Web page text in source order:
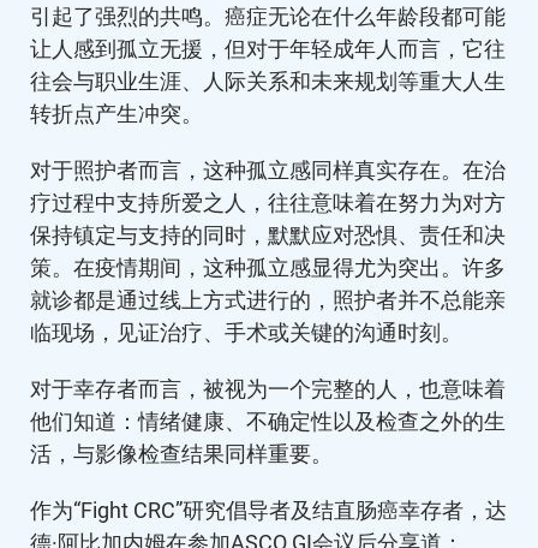
引起了强烈的共鸣。癌症无论在什么年龄段都可能
让人感到孤立无援，但对于年轻成年人而言，它往
往会与职业生涯、人际关系和未来规划等重大人生
转折点产生冲突。
对于照护者而言，这种孤立感同样真实存在。在治
疗过程中支持所爱之人，往往意味着在努力为对方
保持镇定与支持的同时，默默应对恐惧、责任和决
策。在疫情期间，这种孤立感显得尤为突出。许多
就诊都是通过线上方式进行的，照护者并不总能亲
临现场，见证治疗、手术或关键的沟通时刻。
对于幸存者而言，被视为一个完整的人，也意味着
他们知道：情绪健康、不确定性以及检查之外的生
活，与影像检查结果同样重要。
作为“Fight CRC”研究倡导者及结直肠癌幸存者，达